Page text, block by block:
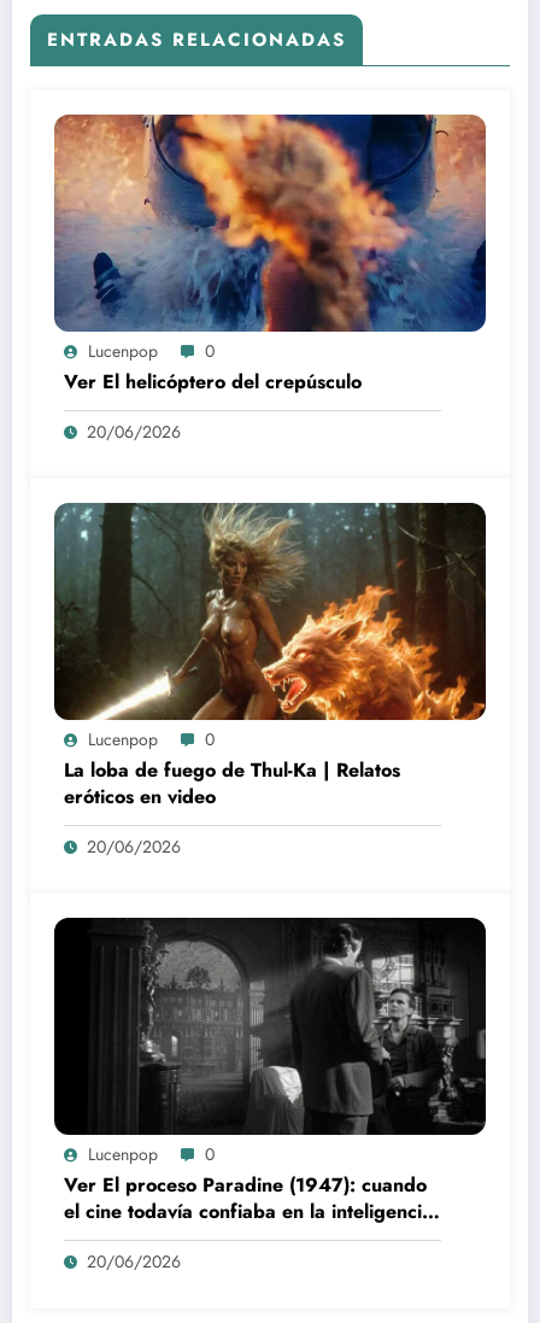
ENTRADAS RELACIONADAS
Lucenpop 0
Ver El helicóptero del crepúsculo
20/06/2026
Lucenpop 0
La loba de fuego de Thul-Ka | Relatos
eróticos en video
20/06/2026
Lucenpop 0
Ver El proceso Paradine (1947): cuando
el cine todavía confiaba en la inteligencia
del espectador
20/06/2026